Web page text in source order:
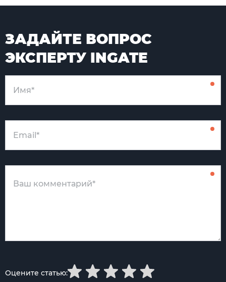
ЗАДАЙТЕ ВОПРОС
ЭКСПЕРТУ INGATE
Оцените статью: